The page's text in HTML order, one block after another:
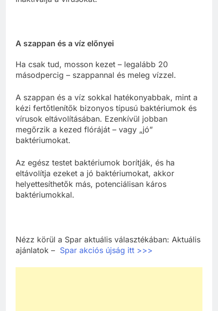
A szappan és a víz előnyei
Ha csak tud, mosson kezet – legalább 20
másodpercig – szappannal és meleg vízzel.
A szappan és a víz sokkal hatékonyabbak, mint a
kézi fertőtlenítők bizonyos típusú baktériumok és
vírusok eltávolításában. Ezenkívül jobban
megőrzik a kezed flóráját – vagy „jó”
baktériumokat.
Az egész testet baktériumok borítják, és ha
eltávolítja ezeket a jó baktériumokat, akkor
helyettesíthetők más, potenciálisan káros
baktériumokkal.
Nézz körül a Spar aktuális választékában: Aktuális
ajánlatok – Spar akciós újság itt >>>